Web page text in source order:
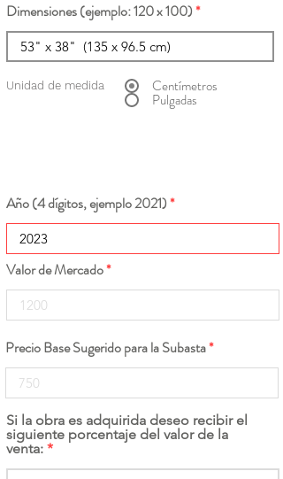
Dimensiones (ejemplo: 120 x 100)
Unidad de medida Centímetros
Pulgadas
Año (4 dígitos, ejemplo 2021)
Valor de Mercado
Precio Base Sugerido para la Subasta
Si la obra es adquirida deseo recibir el
siguiente porcentaje del valor de la
venta: